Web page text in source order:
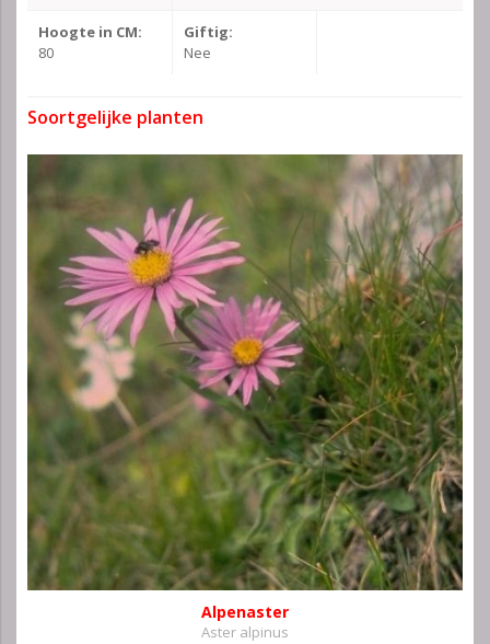
Hoogte in CM:
80
Giftig:
Nee
Soortgelijke planten
Alpenaster
Aster alpinus